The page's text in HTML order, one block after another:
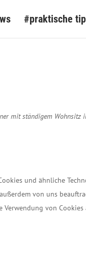
#praktische
mit ständigem Wohnsitz
und ähnliche
von uns
von Cookies